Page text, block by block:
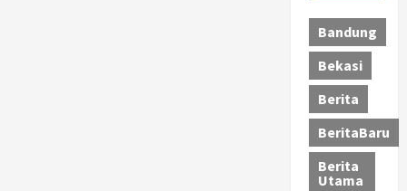
Bandung
Bekasi
Berita
BeritaBaru
Berita
Utama